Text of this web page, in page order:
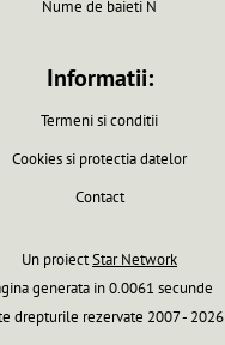
Nume de baieti N
Informatii:
Termeni si conditii
Cookies si protectia datelor
Contact
Un proiectStar Network
generata in 0.0061 secunde
drepturile rezervate 2007 - 2026